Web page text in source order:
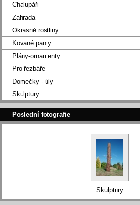
Chalupáři
Zahrada
Okrasné rostliny
Kované panty
Plány-ornamenty
Pro řezbáře
Domečky - úly
Skulptury
Poslední fotografie
Skulptury